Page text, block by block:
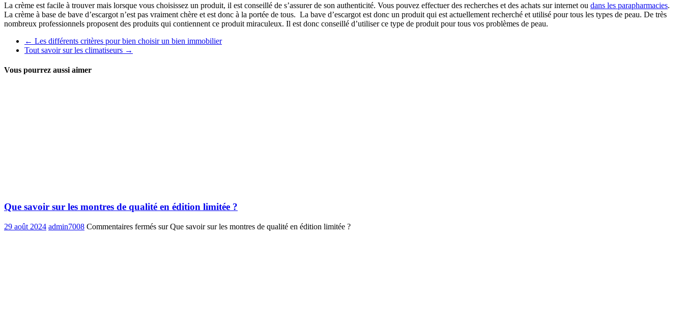
La crème est facile à trouver mais lorsque vous choisissez un produit, il est conseillé de s’assurer de son authenticité. Vous pouvez effectuer des recherches et des achats sur internet ou dans les parapharmacies.
La crème à base de bave d’escargot n’est pas vraiment chère et est donc à la portée de tous. La bave d’escargot est donc un produit qui est actuellement recherché et utilisé pour tous les types de peau. De très
nombreux professionnels proposent des produits qui contiennent ce produit miraculeux. Il est donc conseillé d’utiliser ce type de produit pour tous vos problèmes de peau.
← Les différents critères pour bien choisir un bien immobilier
Tout savoir sur les climatiseurs →
Vous pourrez aussi aimer
Que savoir sur les montres de qualité en édition limitée ?
29 août 2024 admin7008 Commentaires fermés sur Que savoir sur les montres de qualité en édition limitée ?